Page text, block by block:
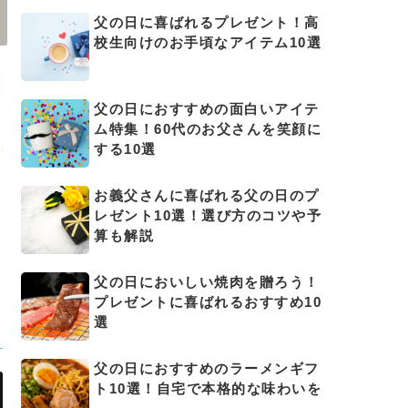
父の日に喜ばれるプレゼント！高
校生向けのお手頃なアイテム10選
父の日におすすめの面白いアイテ
ム特集！60代のお父さんを笑顔に
する10選
お義父さんに喜ばれる父の日のプ
レゼント10選！選び方のコツや予
算も解説
父の日においしい焼肉を贈ろう！
プレゼントに喜ばれるおすすめ10
選
父の日におすすめのラーメンギフ
ト10選！自宅で本格的な味わいを